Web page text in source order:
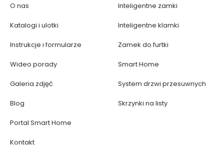
O nas
Katalogi i ulotki
Instrukcje i formularze
Wideo porady
Galeria zdjęć
Blog
Portal Smart Home
Kontakt
Inteligentne zamki
Inteligentne klamki
Zamek do furtki
Smart Home
System drzwi przesuwnych
Skrzynki na listy